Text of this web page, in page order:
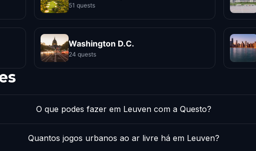
51 quests
Washington D.C.
24 quests
O que podes fazer em Leuven com a Questo?
Quantos jogos urbanos ao ar livre há em Leuven?